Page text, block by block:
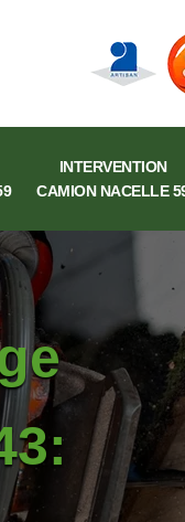
INTERVENTION
CAMION NACELLE